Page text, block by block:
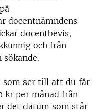
docentnämndens
docentbevis,
och från
ser till att du får
kr per månad från
det datum som står